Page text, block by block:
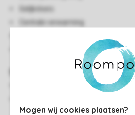
Mogen wij cookies plaatsen?
Gelijkvloers
Centrale verwarming
Twee slaapkamers met 2-